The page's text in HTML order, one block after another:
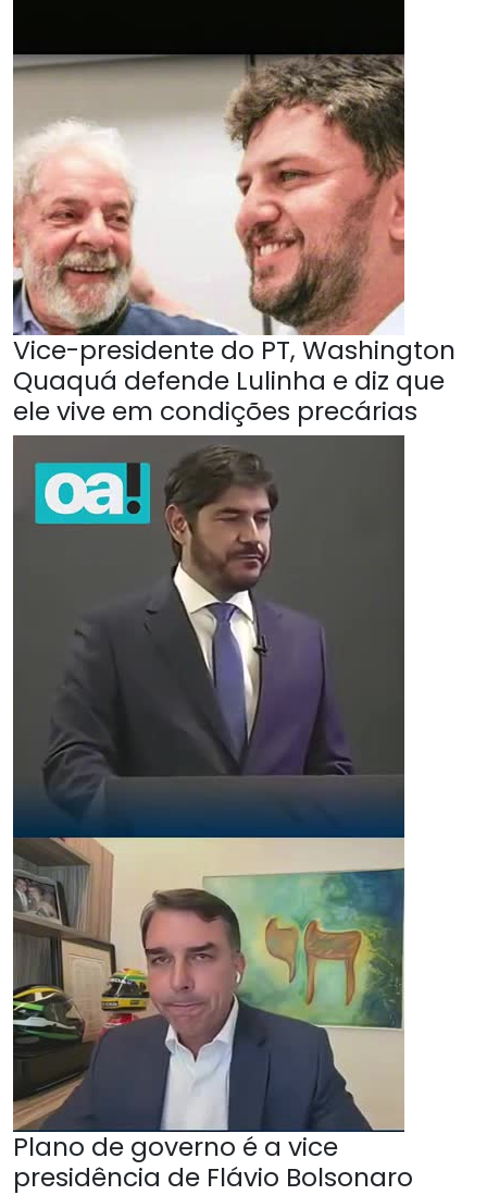
Vice-presidente do PT, Washington
Quaquá defende Lulinha e diz que
ele vive em condições precárias
Plano de governo é a vice
presidência de Flávio Bolsonaro